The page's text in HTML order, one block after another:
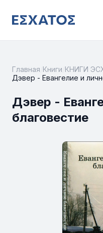
Главная Книги КНИГИ
Дэвер - Евангелие и
Дэвер -
благовестие